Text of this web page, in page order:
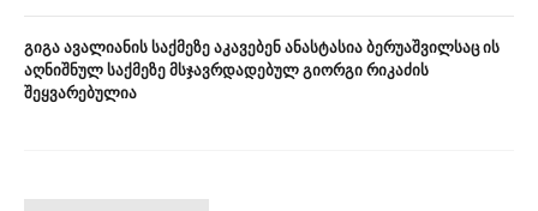
გაგზავნისკენ მოუწოდებს. თვითმხილველების მიერ
გადაღებულ კადრებში ჩანს, როგორ კვეთენ ადამიანები
საზღვარს, ზოგიერთი მათგანი ქალაქში ზღვით შედის.
გიგა ავალიანის საქმეზე აკავებენ ანასტასია ბერუაშვილსაც ის
აღნიშნულ საქმეზე მსჯავრდადებულ გიორგი რიკაძის
შეყვარებულია